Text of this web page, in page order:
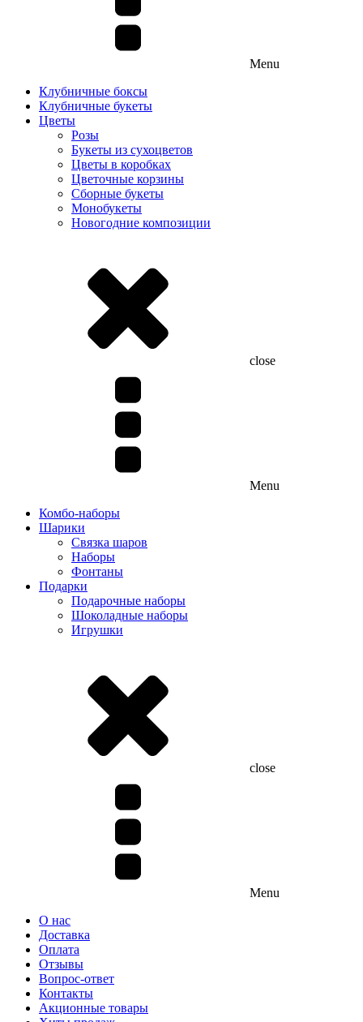
Menu
Клубничные боксы
Клубничные букеты
Цветы
Розы
Букеты из сухоцветов
Цветы в коробках
Цветочные корзины
Сборные букеты
Монобукеты
Новогодние композиции
close
Menu
Комбо-наборы
Шарики
Связка шаров
Наборы
Фонтаны
Подарки
Подарочные наборы
Шоколадные наборы
Игрушки
close
Menu
О нас
Доставка
Оплата
Отзывы
Вопрос-ответ
Контакты
Акционные товары